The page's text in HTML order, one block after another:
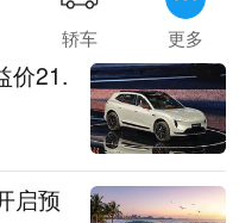
轿车 更多
价21.
启预